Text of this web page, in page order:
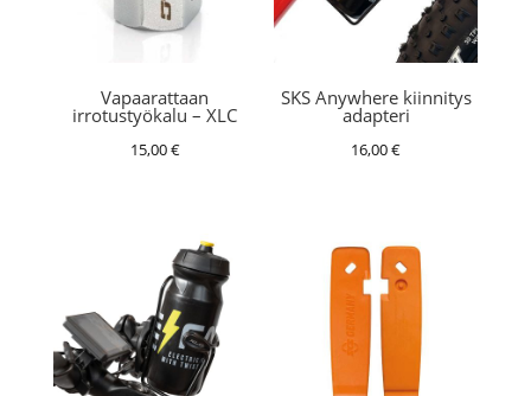
Vapaarattaan
irrotustyökalu – XLC
15,00€
SKS Anywhere kiinnitys
adapteri
16,00€